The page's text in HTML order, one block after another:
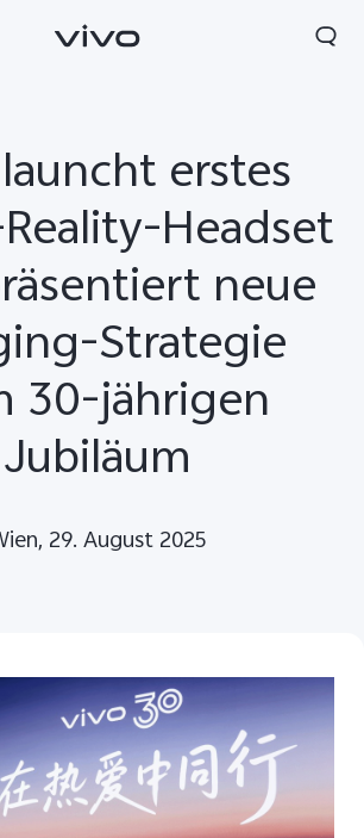
erstes
Headset
neue
Strategie
30-jährigen
Jubiläum
29. August 2025